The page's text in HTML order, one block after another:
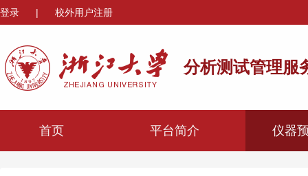
登录 | 校外用户注册
分析测试管理服
首页 平台简介 仪器